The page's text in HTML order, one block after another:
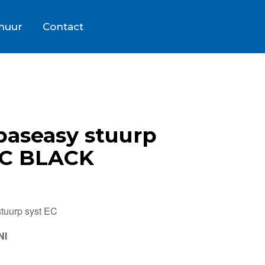
Contact
stuurp
BLACK
syst EC